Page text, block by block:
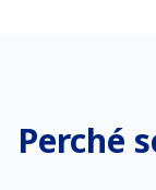
Perché